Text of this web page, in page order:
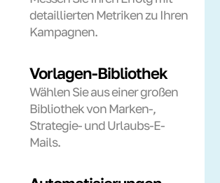
detaillierten Metriken zu Ihren
Kampagnen.
Vorlagen-Bibliothek
Wählen Sie aus einer großen
Bibliothek von Marken-,
Strategie- und Urlaubs-E-
Mails.